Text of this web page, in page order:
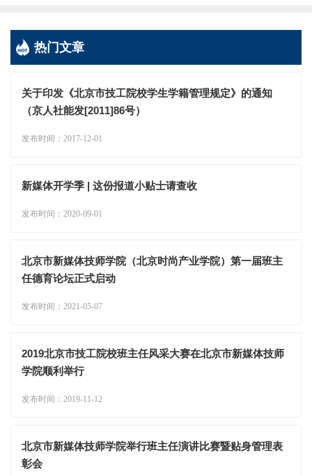
热门文章
关于印发《北京市技工院校学生学籍管理规定》的通知
（京人社能发[2011]86号）
发布时间：2017-12-01
新媒体开学季 | 这份报道小贴士请查收
发布时间：2020-09-01
北京市新媒体技师学院（北京时尚产业学院）第一届班主
任德育论坛正式启动
发布时间：2021-05-07
2019北京市技工院校班主任风采大赛在北京市新媒体技师
学院顺利举行
发布时间：2019-11-12
北京市新媒体技师学院举行班主任演讲比赛暨贴身管理表
彰会